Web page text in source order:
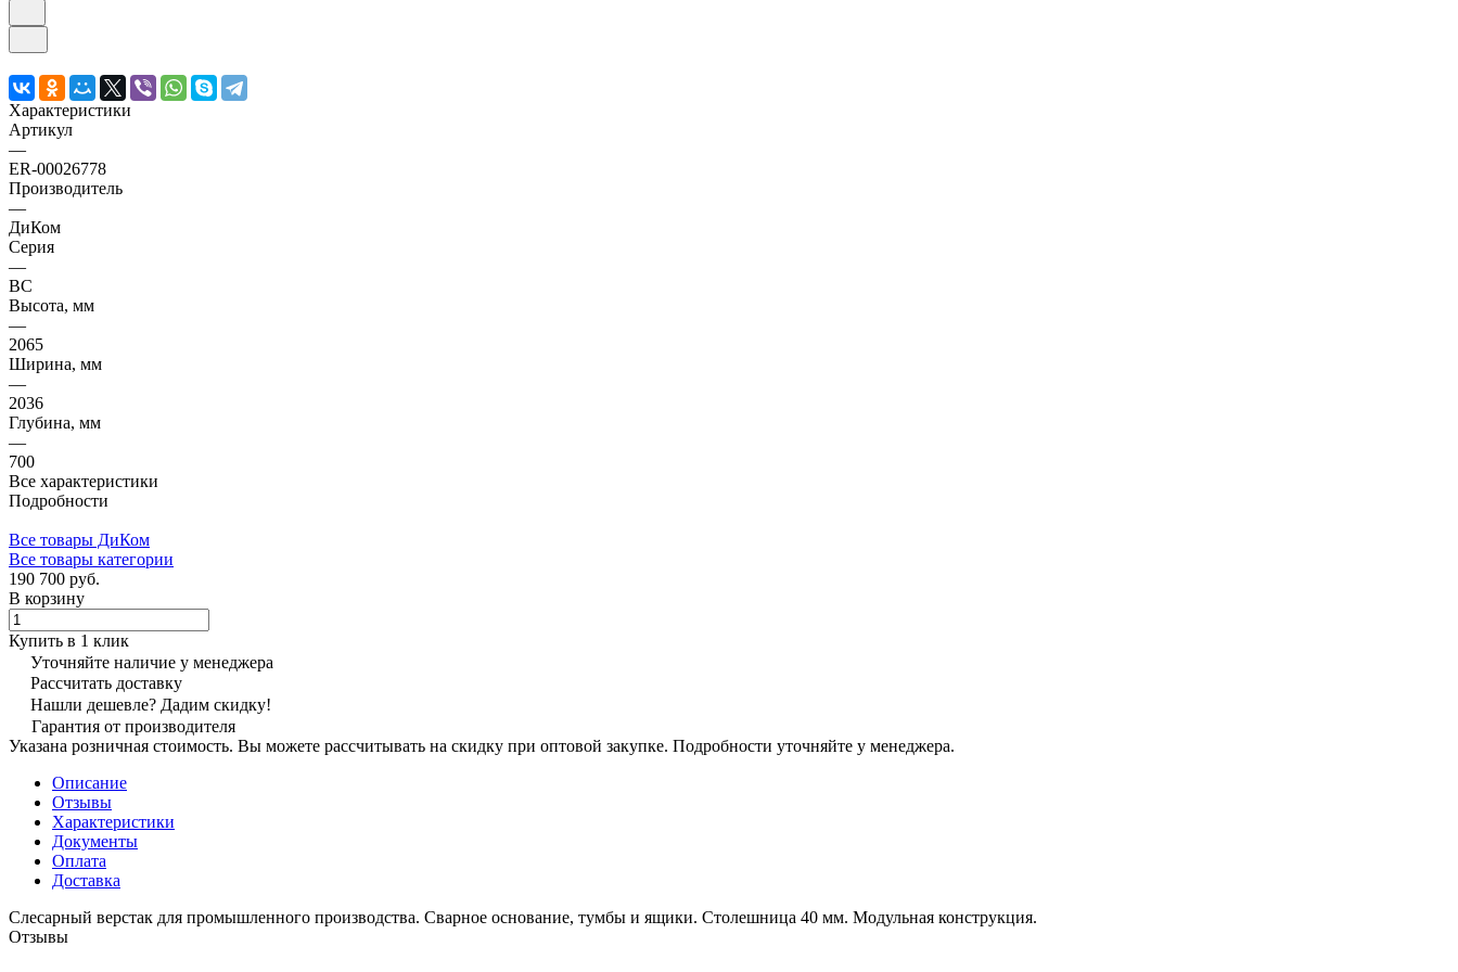
Характеристики
Артикул
—
ER-00026778
Производитель
—
ДиКом
Серия
—
ВС
Высота, мм
—
2065
Ширина, мм
—
2036
Глубина, мм
—
700
Все характеристики
Подробности
Все товары ДиКом
Все товары категории
190 700 руб.
В корзину
Купить в 1 клик
Уточняйте наличие у менеджера
Рассчитать доставку
Нашли дешевле? Дадим скидку!
Гарантия от производителя
Указана розничная стоимость. Вы можете рассчитывать на скидку при оптовой закупке. Подробности уточняйте у менеджера.
Описание
Отзывы
Характеристики
Документы
Оплата
Доставка
Слесарный верстак для промышленного производства. Сварное основание, тумбы и ящики. Столешница 40 мм. Модульная конструкция.
Отзывы